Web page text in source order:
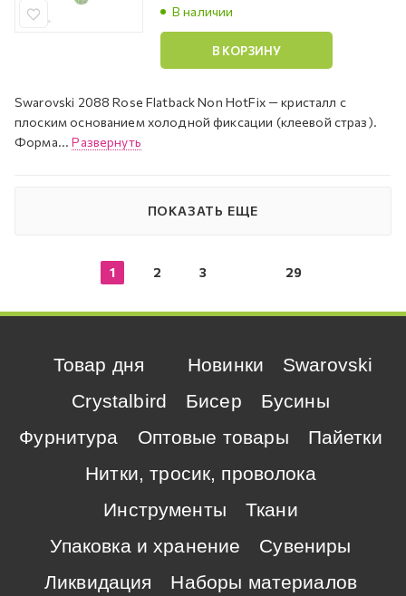
В наличии
В КОРЗИНУ
Swarovski 2088 Rose Flatback Non HotFix — кристалл с
плоским основанием холодной фиксации (клеевой страз).
Форма...Развернуть
ПОКАЗАТЬ ЕЩЕ
1 2 3 29
Товар дня Новинки
Swarovski
Crystalbird
Бисер
Бусины
Фурнитура
Оптовые товары
Пайетки
Нитки, тросик, проволока
Инструменты
Ткани
Упаковка и хранение
Сувениры
Ликвидация
Наборы материалов